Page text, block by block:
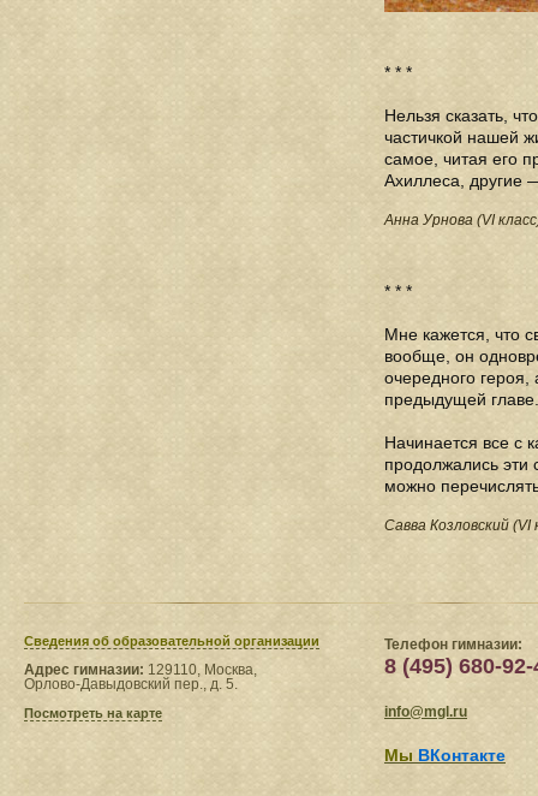
* * *
Нельзя сказать,
частичкой нашей
самое, читая его
Ахиллеса, другие
Анна Урнова (VI
* * *
Мне кажется, что
вообще, он
очередного
предыдущей главе.
Начинается все с
продолжались
можно
Савва Козловский (VI
Сведения​ об образовательной организации
Адрес гимназии: 129110, Москва,
Орлово-Давыдовский пер., д. 5.
Посмотреть на карте
Телефон гимназии:
8 (495) 680-92-
info@mgl.ru
Мы ВКонтакте